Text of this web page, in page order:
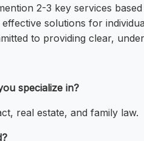
2-3 key services
solutions for
to providing clear,
specialize in?
real estate, and family law.